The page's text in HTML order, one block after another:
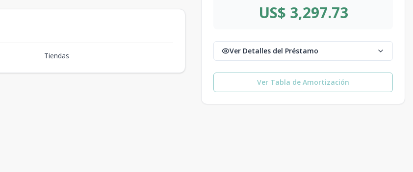
Tiendas
US$ 3,297.73
Ver Detalles del Préstamo
Ver Tabla de Amortización